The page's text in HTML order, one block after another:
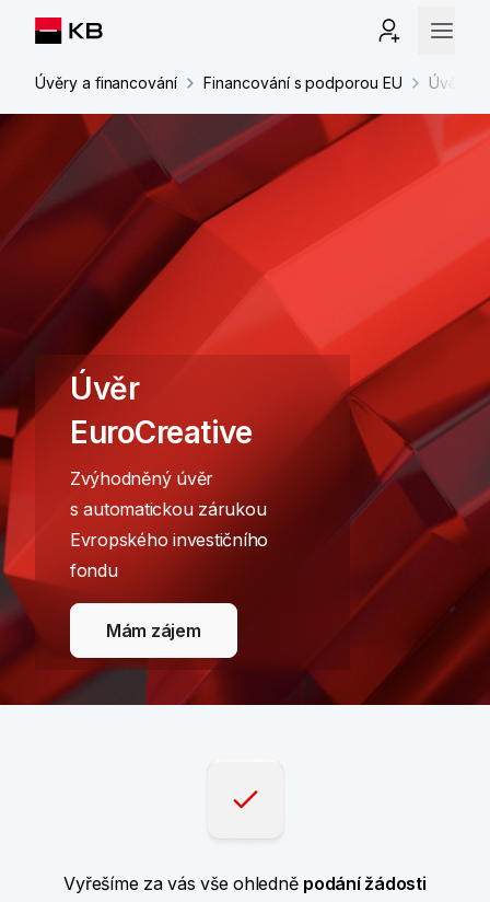
Úvěry a financování Financování s podporou EU Úvěr
Úvěr
EuroCreative
Zvýhodněný úvěr
s automatickou zárukou
Evropského investičního
fondu
Mám zájem
Vyřešíme za vás vše ohledně podání žádosti